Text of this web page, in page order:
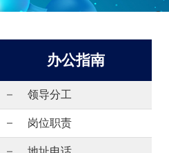
办公指南
领导分工
岗位职责